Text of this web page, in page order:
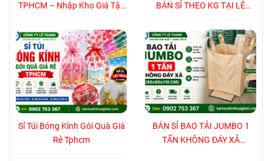
TPHCM – Nhập Kho Giá Tận
BÁN SỈ THEO KG TẠI LÊ
Sỉ Túi Bóng Kính Gói Quà Giá
Rẻ Tphcm
BÁN SỈ BAO TẢI JUMBO 1
TẤN KHÔNG ĐÁY XẢ